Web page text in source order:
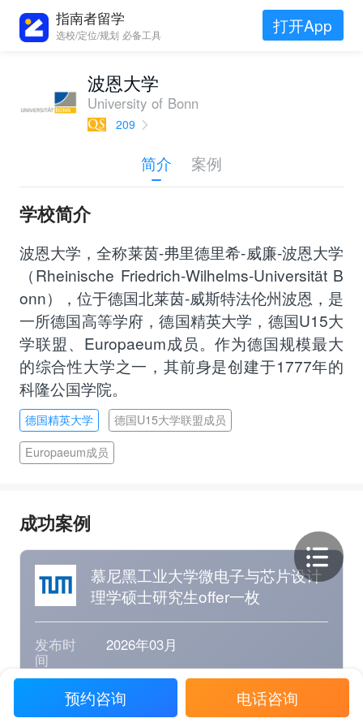
指南者留学
选校/定位/规划 必备工具 打开App
波恩大学
University of Bonn
209
简介 案例
学校简介
波恩大学，全称莱茵-弗里德里希-威廉-波恩大学
（Rheinische Friedrich-Wilhelms-Universität B
onn），位于德国北莱茵-威斯特法伦州波恩，是
一所德国高等学府，德国精英大学，德国U15大
学联盟、Europaeum成员。作为德国规模最大
的综合性大学之一，其前身是创建于1777年的
科隆公国学院。
德国精英大学
德国U15大学联盟成员
Europaeum成员
成功案例
慕尼黑工业大学微电子与芯片设计
理学硕士研究生offer一枚
发布时
间
2026年03月
学生姓
C同学
毕业学
香港中文大学（深圳）
预约咨询 电话咨询